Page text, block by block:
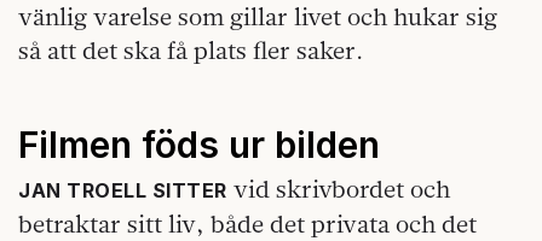
vänlig varelse som gillar livet och hukar sig
så att det ska få plats fler saker.
Filmen föds ur bilden
JAN TROELL SITTER vid skrivbordet och
betraktar sitt liv, både det privata och det